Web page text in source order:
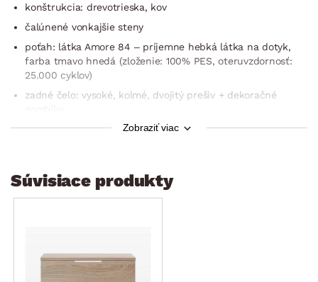
konštrukcia: drevotrieska, kov
čalúnené vonkajšie steny
poťah: látka Amore 84 – príjemne hebká látka na dotyk,
farba tmavo hnedá (zloženie: 100% PES, oteruvzdornosť:
25.000 cyklov)
zadné čelo: vysoké, kolmé, dvojitý prešiv + dekoračné
plocha lôžka: 180 × 200 cm
dvojité vrecká, funkcia polohovania hlavovej časti – pre
relaxáciu/sle­dovanie televízie, funkcia polohovania časti pri
hĺbka pre uloženie matraca do rámu: 6 cm
Zobraziť viac
Súvisiace produkty